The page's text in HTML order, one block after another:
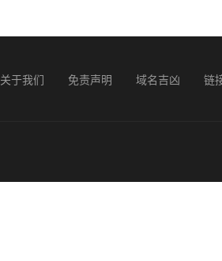
关于我们 免责声明 域名吉凶 链